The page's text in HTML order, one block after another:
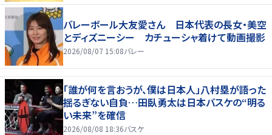
バレーボール大友愛さん 日本代表の長女・美空
とディズニーシー カチューシャ着けて動画撮影
2026/08/07 15:08バレー
「誰が何を言おうが、僕は日本人」八村塁が語った
揺るぎない自負…田臥勇太は日本バスケの“明る
い未来”を確信
2026/08/08 18:36バスケ